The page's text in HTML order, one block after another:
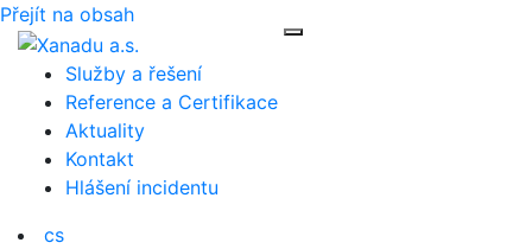
Přejít na obsah
Služby a řešení
Reference a Certifikace
Aktuality
Kontakt
Hlášení incidentu
cs